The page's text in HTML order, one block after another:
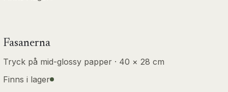
Fasanerna
Tryck på mid-glossy papper · 40 × 28 cm
Finns i lager